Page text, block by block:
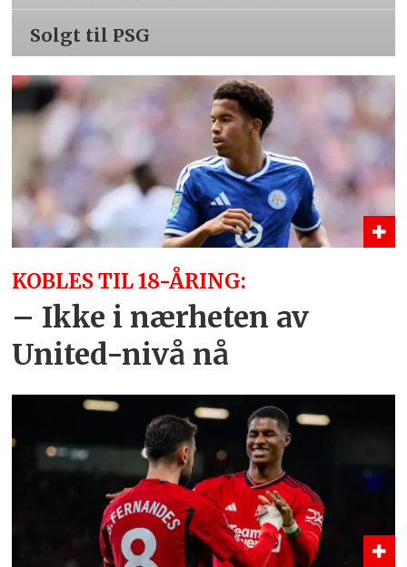
Solgt til PSG
KOBLES TIL 18-ÅRING:
– Ikke i nærheten av
United-nivå nå